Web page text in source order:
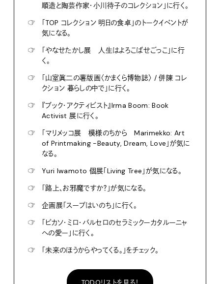
順造と陶芸作家・小川待子のコレクション」に行く。
☞
「TOP コレクション 明日の食卓」のトークイベントが
気になる。
☞
「やなせたかし展 人生はよろこばせごっこ」に行
く。
☞
「山室眞二の薯版画〈かまくら博物誌〉 / 併陳 コレ
クション 暮らしの中で」に行く。
☞
『ブック・アクティビスト』Irma Boom: Book
Activist 展に行く。
☞
「マリメッコ展 模様のちから Marimekko: Art
of Printmaking -Beauty, Dream, Love」が気に
なる。
☞
Yuri Iwamoto 個展「Living Tree」が気になる。
☞
「路上、お邪魔ですか？」が気になる。
☞
企画展「スープはいのち」に行く。
☞
「ピカソ・ミロ・バルセロのセラミックーカタルーニャ
への愛ー」に行く。
☞
「未来のほうからやってくる。」をチェック。